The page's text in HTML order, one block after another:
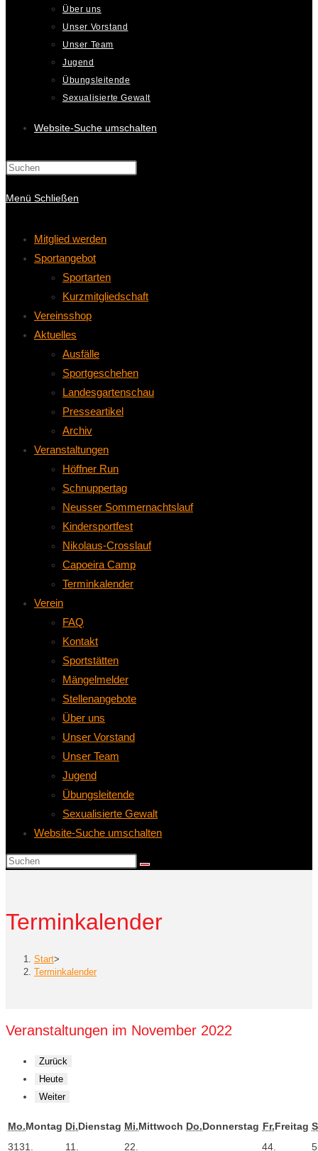
Über uns
Unser Vorstand
Unser Team
Jugend
Übungsleitende
Sexualisierte Gewalt
Website-Suche umschalten
Menü Schließen
Mitglied werden
Sportangebot
Sportarten
Kurzmitgliedschaft
Vereinsshop
Aktuelles
Ausfälle
Sportgeschehen
Landesgartenschau
Presseartikel
Archiv
Veranstaltungen
Höffner Run
Schnuppertag
Neusser Sommernachtslauf
Kindersportfest
Nikolaus-Crosslauf
Capoeira Camp
Terminkalender
Verein
FAQ
Kontakt
Sportstätten
Mängelmelder
Stellenangebote
Über uns
Unser Vorstand
Unser Team
Jugend
Übungsleitende
Sexualisierte Gewalt
Website-Suche umschalten
Terminkalender
Start>
Terminkalender
Veranstaltungen im November 2022
Zurück
Heute
Weiter
Mo.Montag Di.Dienstag Mi.Mittwoch Do.Donnerstag Fr.Freitag
3131. 11. 22. 44. 5